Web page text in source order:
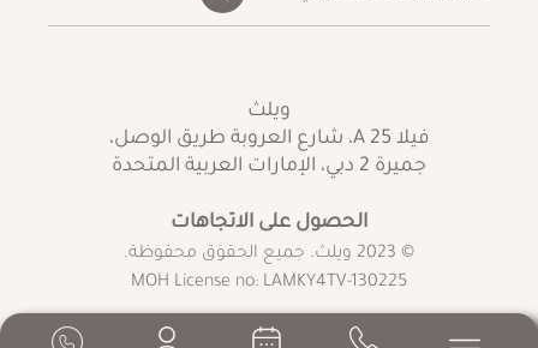
ويلث
فيلا A 25، شارع العروبة طريق الوصل،
جميرة 2 دبي، الإمارات العربية المتحدة
الحصول على الاتجاهات
© 2023 ويلث. جميع الحقوق محفوظة.
MOH License no: LAMKY4TV-130225